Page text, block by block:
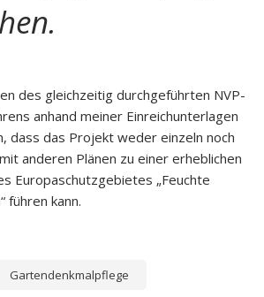
des gleichzeitig durchgeführten NVP-
anhand meiner Einreichunterlagen
dass das Projekt weder einzeln noch
anderen Plänen zu einer erheblichen
Europaschutzgebietes „Feuchte
führen kann.
Gartendenkmalpflege